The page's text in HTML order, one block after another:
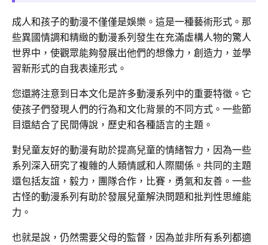
成人和孩子的動漫不僅僅是娛樂。這是一種藝術形式。那
些異國情調和精緻的動漫系列發生在充滿虛構人物的驚人
世界中，使觀眾能夠發展出他們的想像力，創造力，並學
習新形式的自我表達形式。
您還將注意到日本文化是許多動漫系列中的重要特徵。它
使孩子們發現人們的行為和文化背景的不同方式。一些節
目還結合了民間傳說，歷史和各種語言的主題。
對兒童友好的動漫有助於提高兒童的情緒智力，因為一些
系列深入研究了複雜的人類情感和人際關係。共同的主題
還包括友誼，毅力，團隊合作，比賽，勇氣和友善。一些
古怪的動漫系列有助於發展兒童解決問題和批判性思維能
力。
也就是說，仍然需要父母的監督，因為並非所有系列都適